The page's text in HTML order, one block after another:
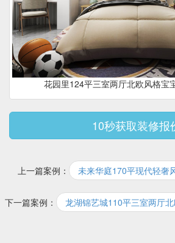
花园里124平三室两厅北欧风格宝
10秒获取装修报
上一篇案例： 未来华庭170平现代轻奢
下一篇案例： 龙湖锦艺城110平三室两厅